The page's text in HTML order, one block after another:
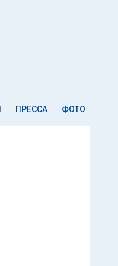
ПРЕССА ФОТО